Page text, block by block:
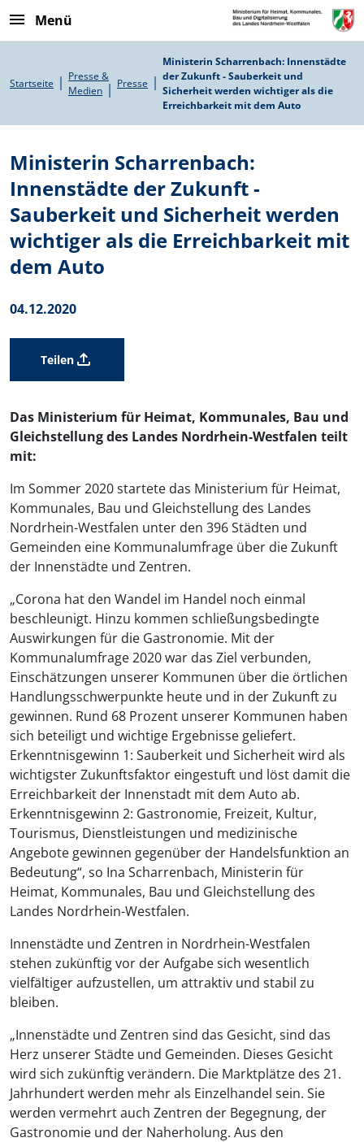
Menü
Pfadnavigation
Startseite
Presse &
Medien
Presse
Ministerin Scharrenbach: Innenstädte
der Zukunft - Sauberkeit und
Sicherheit werden wichtiger als die
Erreichbarkeit mit dem Auto
Ministerin Scharrenbach:
Innenstädte der Zukunft -
Sauberkeit und Sicherheit werden
wichtiger als die Erreichbarkeit mit
dem Auto
04.12.2020
Teilen
Das Ministerium für Heimat, Kommunales, Bau und
Gleichstellung des Landes Nordrhein-Westfalen teilt
mit:
Im Sommer 2020 startete das Ministerium für Heimat,
Kommunales, Bau und Gleichstellung des Landes
Nordrhein-Westfalen unter den 396 Städten und
Gemeinden eine Kommunalumfrage über die Zukunft
der Innenstädte und Zentren.
„Corona hat den Wandel im Handel noch einmal
beschleunigt. Hinzu kommen schließungsbedingte
Auswirkungen für die Gastronomie. Mit der
Kommunalumfrage 2020 war das Ziel verbunden,
Einschätzungen unserer Kommunen über die örtlichen
Handlungsschwerpunkte heute und in der Zukunft zu
gewinnen. Rund 68 Prozent unserer Kommunen haben
sich beteiligt und wichtige Ergebnisse geliefert.
Erkenntnisgewinn 1: Sauberkeit und Sicherheit wird als
wichtigster Zukunftsfaktor eingestuft und löst damit die
Erreichbarkeit der Innenstadt mit dem Auto ab.
Erkenntnisgewinn 2: Gastronomie, Freizeit, Kultur,
Tourismus, Dienstleistungen und medizinische
Angebote gewinnen gegenüber der Handelsfunktion an
Bedeutung“, so Ina Scharrenbach, Ministerin für
Heimat, Kommunales, Bau und Gleichstellung des
Landes Nordrhein-Westfalen.
Innenstädte und Zentren in Nordrhein-Westfalen
stehen zukünftig vor der Aufgabe sich wesentlich
vielfältiger aufzustellen, um attraktiv und stabil zu
bleiben.
„Innenstädte und Zentren sind das Gesicht, sind das
Herz unserer Städte und Gemeinden. Dieses Gesicht
wird sich zukünftig verändern. Die Marktplätze des 21.
Jahrhundert werden mehr als Einzelhandel sein. Sie
werden vermehrt auch Zentren der Begegnung, der
Gastronomie und der Naherholung. Aus den